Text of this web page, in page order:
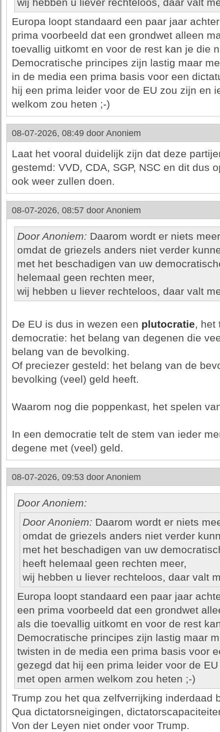
wij hebben u liever rechteloos, daar valt
Europa loopt standaard een paar jaar
prima voorbeeld dat een grondwet alleen
toevallig uitkomt en voor de rest kan je die
Democratische principes zijn lastig maar
in de media een prima basis voor een
hij een prima leider voor de EU zou zijn en
welkom zou heten ;-)
08-07-2026, 08:49 door Anoniem
Laat het vooral duidelijk zijn dat deze
gestemd: VVD, CDA, SGP, NSC en dit dus
ook weer zullen doen.
08-07-2026, 08:57 door Anoniem
Door Anoniem: Daarom wordt er niets
omdat de griezels anders niet verder
met het beschadigen van uw
helemaal geen rechten meer,
wij hebben u liever rechteloos, daar valt
De EU is dus in wezen een plutocratie, het
democratie: het belang van degenen die
belang van de bevolking.
Of preciezer gesteld: het belang van de
bevolking (veel) geld heeft.
Waarom nog die poppenkast, het spelen
In een democratie telt de stem van ieder
degene met (veel) geld.
08-07-2026, 09:53 door Anoniem
Door Anoniem:
Door Anoniem: Daarom wordt er niets
omdat de griezels anders niet verder
met het beschadigen van uw
heeft helemaal geen rechten meer,
wij hebben u liever rechteloos, daar valt
Europa loopt standaard een paar jaar
een prima voorbeeld dat een grondwet
als die toevallig uitkomt en voor de rest
Democratische principes zijn lastig maar
twisten in de media een prima basis voor
gezegd dat hij een prima leider voor de
met open armen welkom zou heten ;-)
Trump zou het qua zelfverrijking inderdaad
Qua dictatorsneigingen,
Von der Leyen niet onder voor Trump.